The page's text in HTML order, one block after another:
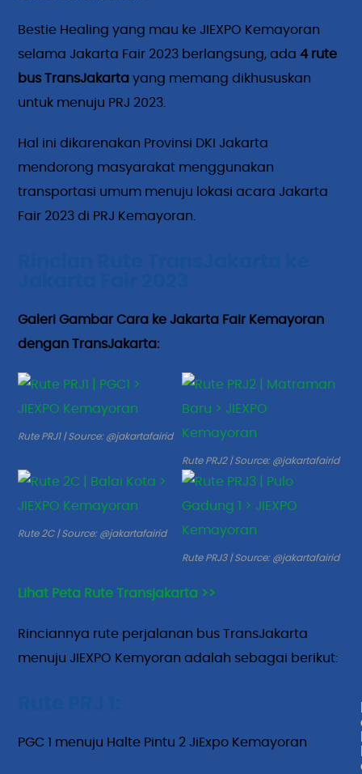
Bestie Healing yang mau ke JIEXPO Kemayoran
selama Jakarta Fair 2023 berlangsung, ada4 rute
bus TransJakarta yang memang dikhususkan
untuk menuju PRJ 2023.
Hal ini dikarenakan Provinsi DKI Jakarta
mendorong masyarakat menggunakan
transportasi umum menuju lokasi acara Jakarta
Fair 2023 di PRJ Kemayoran.
Galeri Gambar Cara ke Jakarta Fair Kemayoran
dengan TransJakarta:
Rute PRJ1 | Source: @jakartafairid
Rute PRJ2 | Source: @jakartafairid
Rute 2C | Source: @jakartafairid
Rute PRJ3 | Source: @jakartafairid
Lihat Peta Rute Transjakarta >>
Rinciannya rute perjalanan bus TransJakarta
menuju JIEXPO Kemyoran adalah sebagai berikut:
PGC 1 menuju Halte Pintu 2 JiExpo Kemayoran